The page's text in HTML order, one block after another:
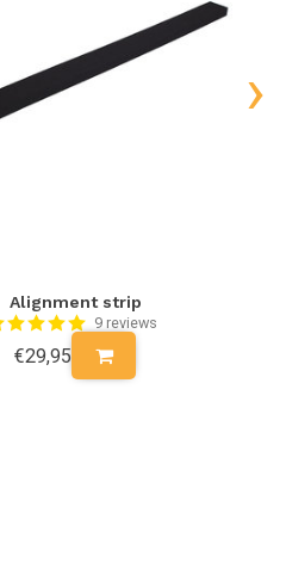
Alignment strip
9 reviews
€29,95
›